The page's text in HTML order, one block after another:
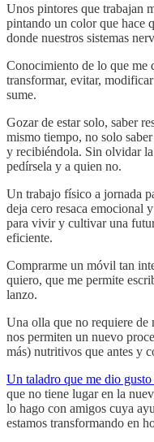
Unos pintores que trabajan
pintando un color que hace
donde nuestros sistemas
Conocimiento de lo que me
transformar, evitar,
sume.
Gozar de estar solo, saber
mismo tiempo, no solo
y recibiéndola. Sin olvidar
pedírsela y a quien no.
Un trabajo físico a jornada
deja cero resaca emocional
para vivir y cultivar una
eficiente.
Comprarme un móvil tan
quiero, que me permite
lanzo.
Una olla que no requiere de
nos permiten un nuevo
más) nutritivos que antes y
Un taladro que me dio gusto
que no tiene lugar en la
lo hago con amigos cuya
estamos transformando en